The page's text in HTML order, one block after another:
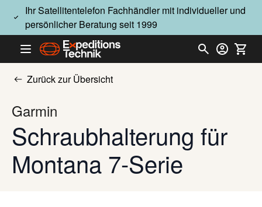
Direkt zum Inhalt
Ihr Satellitentelefon Fachhändler mit individueller und
persönlicher Beratung seit 1999
Zurück zur Übersicht
Garmin
Schraubhalterung für
Montana 7-Serie